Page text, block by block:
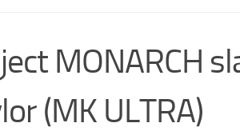
MONARCH
(MK ULTRA)